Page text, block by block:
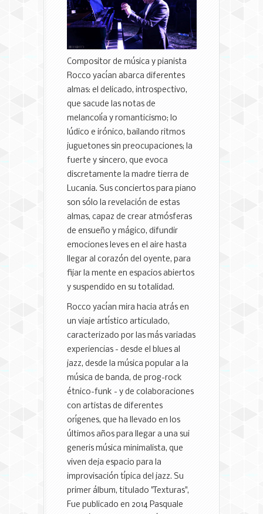
Compositor de música y pianista
Rocco yacían abarca diferentes
almas: el delicado, introspectivo,
que sacude las notas de
melancolía y romanticismo; lo
lúdico e irónico, bailando ritmos
juguetones sin preocupaciones; la
fuerte y sincero, que evoca
discretamente la madre tierra de
Lucania. Sus conciertos para piano
son sólo la revelación de estas
almas, capaz de crear atmósferas
de ensueño y mágico, difundir
emociones leves en el aire hasta
llegar al corazón del oyente, para
fijar la mente en espacios abiertos
y suspendido en su totalidad.
Rocco yacían mira hacia atrás en
un viaje artístico articulado,
caracterizado por las más variadas
experiencias - desde el blues al
jazz, desde la música popular a la
música de banda, de prog-rock
étnico-funk - y de colaboraciones
con artistas de diferentes
orígenes, que ha llevado en los
últimos años para llegar a una sui
generis música minimalista, que
viven deja espacio para la
improvisación típica del jazz. Su
primer álbum, titulado "Texturas",
Fue publicado en 2014 Pasquale